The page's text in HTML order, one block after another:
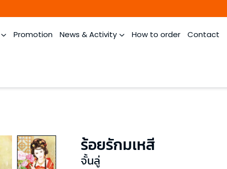
Promotion News & Activity How to order Contact
ร้อยรักมเหสี
จั้นลู่